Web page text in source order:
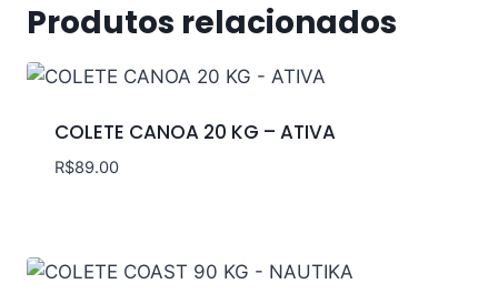
Produtos relacionados
COLETE CANOA 20 KG – ATIVA
R$89.00